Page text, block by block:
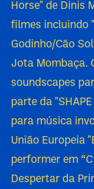
Horse" de Dinis
filmes incluindo
Godinho/Cão
Jota Mombaça.
soundscapes
parte da
para música
União Europeia
performer em
Despertar da